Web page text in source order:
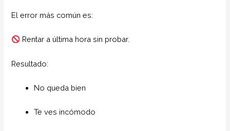
El error más común es:
Rentar a última hora sin probar.
Resultado:
No queda bien
Te ves incómodo